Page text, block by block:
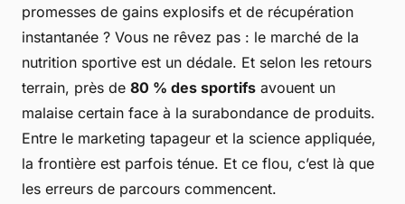
promesses de gains explosifs et de récupération
instantanée ? Vous ne rêvez pas : le marché de la
nutrition sportive est un dédale. Et selon les retours
terrain, près de 80 % des sportifs avouent un
malaise certain face à la surabondance de produits.
Entre le marketing tapageur et la science appliquée,
la frontière est parfois ténue. Et ce flou, c’est là que
les erreurs de parcours commencent.